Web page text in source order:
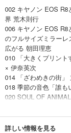
002 キヤノン EOS R8
界 荒木則行
006 キヤノン EOS R8
のフルサイズミラー
広がる 朝田理恵
010 「大きくプリント
× 伊奈英次
014 「ざわめきの街」
018 季節の音色「誰
020 SOUL OF
024 新・農業女子に
026 特集1 入賞作品か
撮り方
詳しい情報を見る